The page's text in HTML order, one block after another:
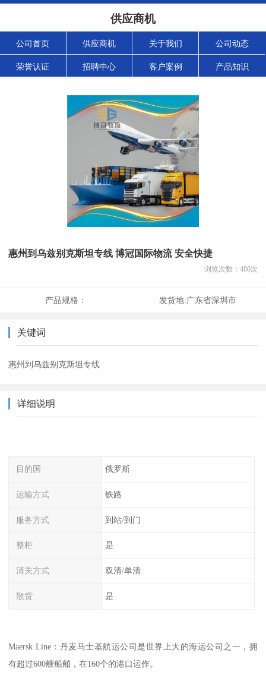
供应商机
公司首页 供应商机 关于我们 公司动态
荣誉认证 招聘中心 客户案例 产品知识
惠州到乌兹别克斯坦专线 博冠国际物流 安全快捷
浏览次数： 480次
产品规格： 发货地:广东省深圳市
关键词
惠州到乌兹别克斯坦专线
详细说明
目的国 俄罗斯
运输方式 铁路
服务方式 到站/到门
整柜 是
清关方式 双清/单清
散货 是
Maersk Line：丹麦马士基航运公司是世界上大的海运公司之一，拥
有超过600艘船舶，在160个的港口运作。